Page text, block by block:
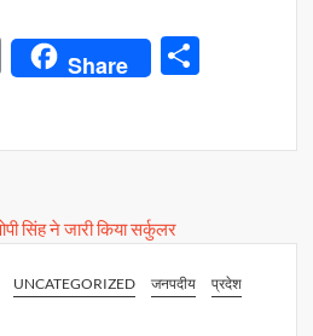
C
Li
n
k
Share
UNCATEGORIZED जनपदीय
प्रदेश